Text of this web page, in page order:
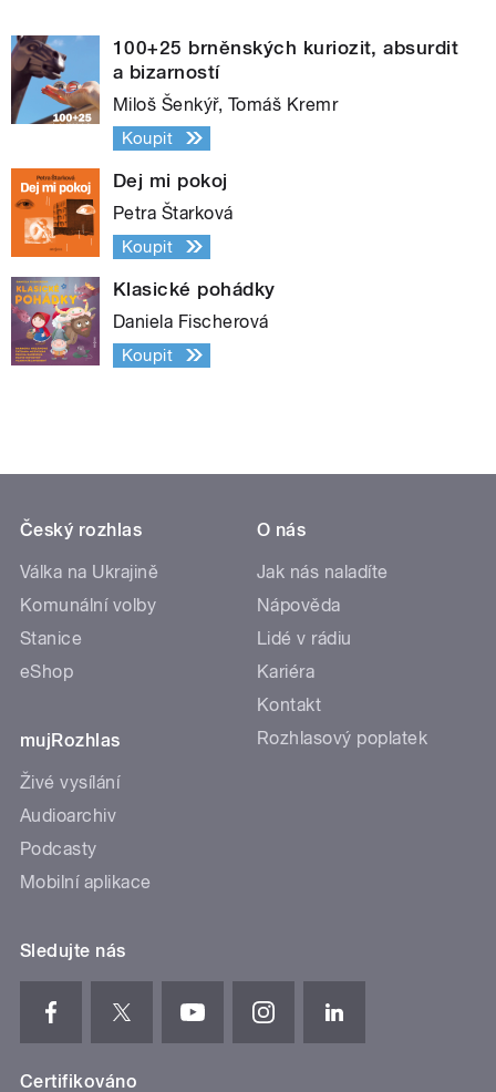
100+25 brněnských kuriozit, absurdit
a bizarností
Miloš Šenkýř, Tomáš Kremr
Koupit
Dej mi pokoj
Petra Štarková
Koupit
Klasické pohádky
Daniela Fischerová
Koupit
Český rozhlas
Válka na Ukrajině
Komunální volby
Stanice
eShop
mujRozhlas
Živé vysílání
Audioarchiv
Podcasty
Mobilní aplikace
O nás
Jak nás naladíte
Nápověda
Lidé v rádiu
Kariéra
Kontakt
Rozhlasový poplatek
Sledujte nás
Certifikováno